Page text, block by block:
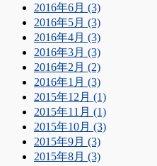
2016年6月 (3)
2016年5月 (3)
2016年4月 (3)
2016年3月 (3)
2016年2月 (2)
2016年1月 (3)
2015年12月 (1)
2015年11月 (1)
2015年10月 (3)
2015年9月 (3)
2015年8月 (3)